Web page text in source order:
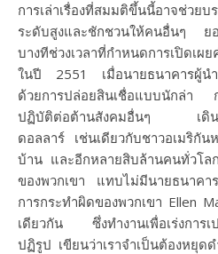
การเล่าเรื่องที่สมมติขึ้นนี้อาจช่วยบ
ระดับสูงและชักชวนให้คนอื่นๆ ย
บางทีช่วงเวลาที่กำหนดการเปิดเผ
ในปี 2551 เมื่อนายธนาคารผู้นำ
ด้วยการปล่อยสินเชื่อแบบนักล่
ปฏิบัติต่อต้านสังคมอื่นๆ เดินจ
ดอลลาร์ เช่นเดียวกับชาวอเมริกั
บ้าน และอีกหลายสิบล้านคนทั่วโ
ของพวกเขา แทบไม่มีนายธนาคา
การกระทำผิดของพวกเขา Ellen
เดียวกัน ซึ่งทำงานเพื่อเร่งการเ
ปฏิรูป เขียนว่าเราจำเป็นต้องหยุ